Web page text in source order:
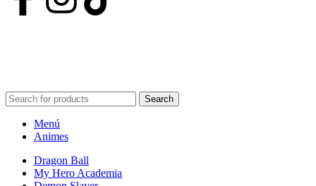
Search
Menú
Animes
Dragon Ball
My Hero Academia